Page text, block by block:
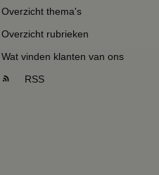
Overzicht thema's
Overzicht rubrieken
Wat vinden klanten van ons
RSS